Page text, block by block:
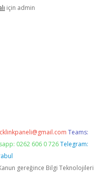
için admin
Teams:
0262 606 0 726 Telegram:
gereğince Bilgi Teknolojileri